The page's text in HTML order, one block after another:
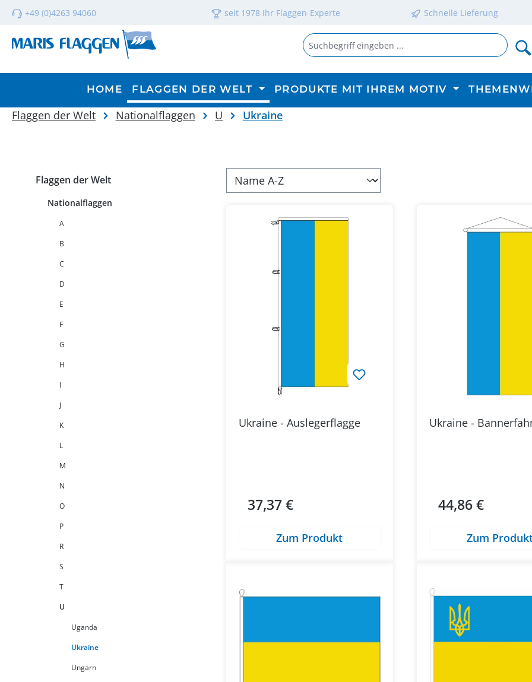
Hauptinhalt springen
Zur Suche springen
Zur Hauptnavigation springen
+49 (0)4263 94060 seit 1978 Ihr Flaggen-Experte Schnelle Lieferung
HOME FLAGGEN DER WELT PRODUKTE MIT IHREM MOTIV
Flaggen der Welt Nationalflaggen U Ukraine
Flaggen der Welt
Nationalflaggen
A
B
C
D
E
F
G
H
I
J
K
L
M
N
O
P
R
S
T
U
Uganda
Ukraine
Ungarn
Ukraine - Auslegerflagge
Regulärer Preis:
37,37 €
Zum Produkt
Ukraine -
Regulärer Preis:
44,86 €
Zum